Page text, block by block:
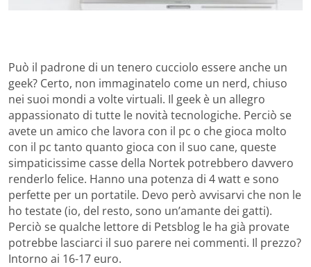
Può il padrone di un tenero cucciolo essere anche un
geek? Certo, non immaginatelo come un nerd, chiuso
nei suoi mondi a volte virtuali. Il geek è un allegro
appassionato di tutte le novità tecnologiche. Perciò se
avete un amico che lavora con il pc o che gioca molto
con il pc tanto quanto gioca con il suo cane, queste
simpaticissime casse della Nortek potrebbero davvero
renderlo felice. Hanno una potenza di 4 watt e sono
perfette per un portatile. Devo però avvisarvi che non le
ho testate (io, del resto, sono un’amante dei gatti).
Perciò se qualche lettore di Petsblog le ha già provate
potrebbe lasciarci il suo parere nei commenti. Il prezzo?
Intorno ai 16-17 euro.